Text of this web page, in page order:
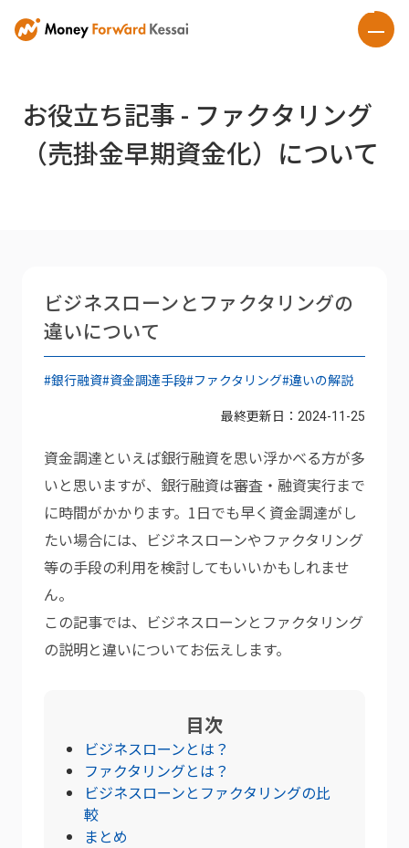
お役立ち記事 - ファクタリング
（売掛金早期資金化）について
ビジネスローンとファクタリングの
違いについて
#銀行融資#資金調達手段#ファクタリング#違いの解説
最終更新日： 2024-11-25
資金調達といえば銀行融資を思い浮かべる方が多
いと思いますが、銀行融資は審査・融資実行まで
に時間がかかります。1日でも早く資金調達がし
たい場合には、ビジネスローンやファクタリング
等の手段の利用を検討してもいいかもしれませ
ん。
この記事では、ビジネスローンとファクタリング
の説明と違いについてお伝えします。
目次
ビジネスローンとは？
ファクタリングとは？
ビジネスローンとファクタリングの比
較
まとめ